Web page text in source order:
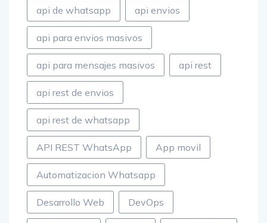
api de whatsapp api envios
api para envios masivos
api para mensajes masivos api rest
api rest de envios
api rest de whatsapp
API REST WhatsApp App movil
Automatizacion Whatsapp
Desarrollo Web DevOps